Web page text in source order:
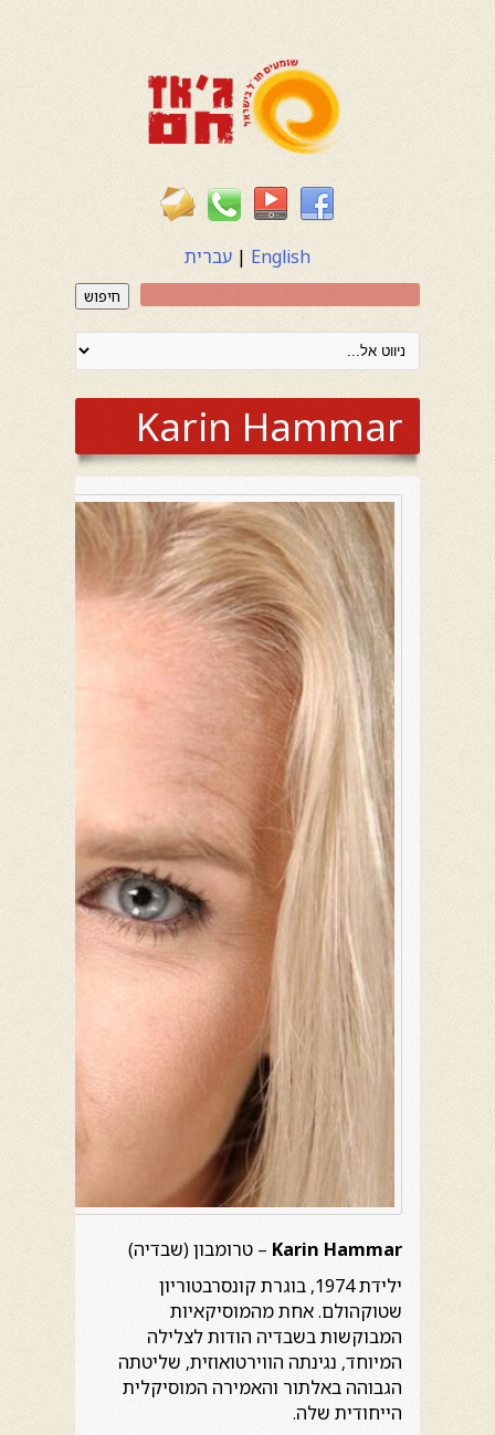
English
| עברית
חיפוש
Karin Hammar
Karin Hammar – טרומבון (שבדיה)
ילידת 1974, בוגרת קונסרבטוריון
שטוקהולם. אחת מהמוסיקאיות
המבוקשות בשבדיה הודות לצלילה
המיוחד, נגינתה הווירטואוזית, שליטתה
הגבוהה באלתור והאמירה המוסיקלית
הייחודית שלה.